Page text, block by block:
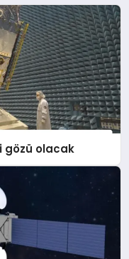
gözü olacak